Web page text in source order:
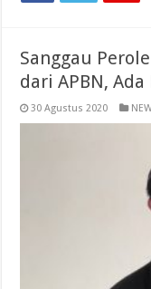
Sanggau
dari APBN,
30 Agustus 2020